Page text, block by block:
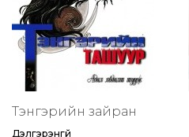
Тэнгэрийн зайран
Дэлгэрэнгүй